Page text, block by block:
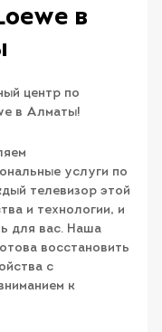
в
центр по
в Алматы!
услуги по
телевизор этой
и технологии, и
для вас. Наша
восстановить
с
к